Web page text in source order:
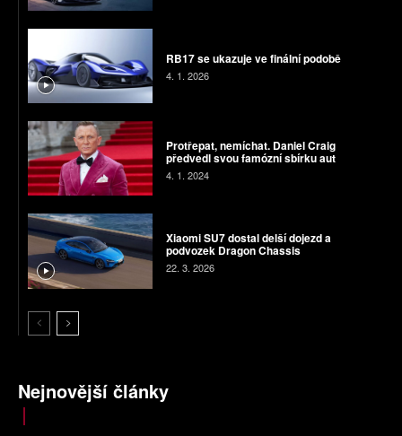
RB17 se ukazuje ve finální podobě
4. 1. 2026
Protřepat, nemíchat. Daniel Craig
předvedl svou famózní sbírku aut
4. 1. 2024
Xiaomi SU7 dostal delší dojezd a
podvozek Dragon Chassis
22. 3. 2026
Nejnovější články